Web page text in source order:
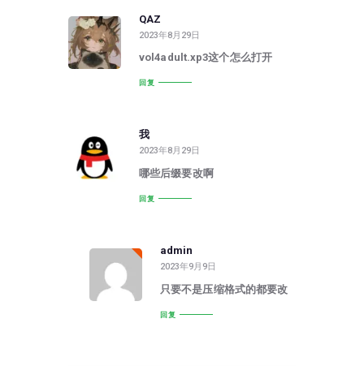
QAZ
2023年8月29日
vol4adult.xp3这个怎么打开
回复
我
2023年8月29日
哪些后缀要改啊
回复
admin
2023年9月9日
只要不是压缩格式的都要改
回复